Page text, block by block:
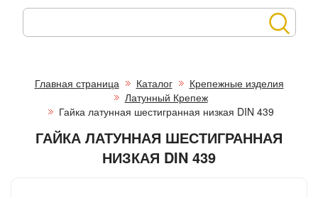
Главная страница Каталог
Крепежные изделия
Латунный Крепеж
Гайка латунная шестигранная низкая DIN 439
ГАЙКА ЛАТУННАЯ ШЕСТИГРАННАЯ
НИЗКАЯ DIN 439